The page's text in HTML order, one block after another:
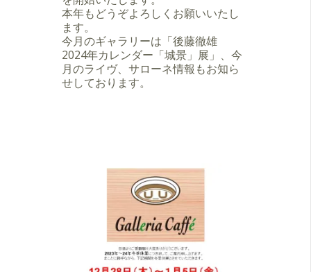
本年もどうぞよろしくお願いいたし
ます。
今月のギャラリーは「後藤徹雄
2024年カレンダー「城景」展」、今
月のライヴ、サローネ情報もお知ら
せしております。